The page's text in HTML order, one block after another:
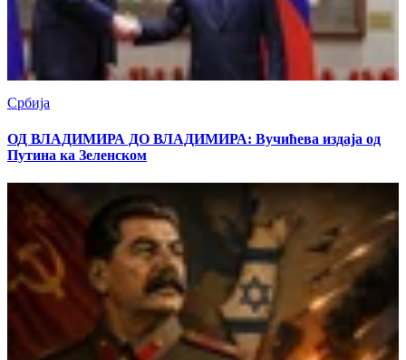
Србија
ОД ВЛАДИМИРА ДО ВЛАДИМИРА: Вучићева издаја од
Путина ка Зеленском